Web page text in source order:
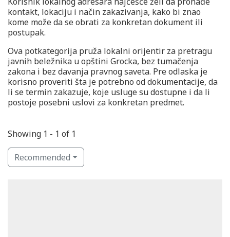
kontakt, lokaciju i način zakazivanja, kako bi znao
kome može da se obrati za konkretan dokument ili
postupak.
Ova potkategorija pruža lokalni orijentir za pretragu
javnih beležnika u opštini Grocka, bez tumačenja
zakona i bez davanja pravnog saveta. Pre odlaska je
korisno proveriti šta je potrebno od dokumentacije, da
li se termin zakazuje, koje usluge su dostupne i da li
postoje posebni uslovi za konkretan predmet.
Showing 1 - 1 of 1
Recommended